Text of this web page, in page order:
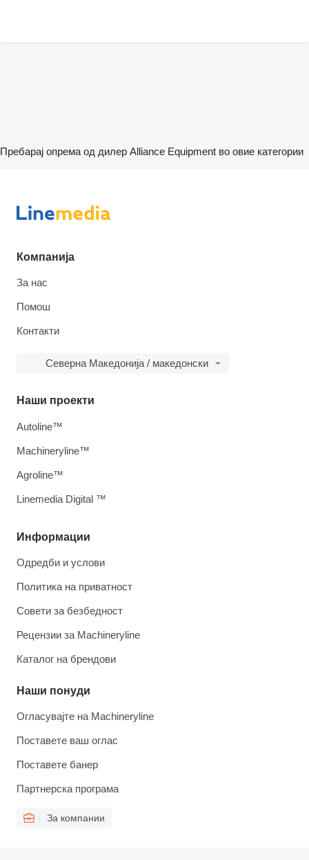
Пребарај опрема од дилер Alliance Equipment во овие категории
disallow-in-dsa
Компанија
За нас
Помош
Контакти
Северна Македонија / македонски
Информации
Одредби и услови
Политика на приватност
Совети за безбедност
Рецензии за Machineryline
Каталог на брендови
Наши понуди
Огласувајте на Machineryline
Поставете ваш оглас
Поставете банер
Партнерска програма
За компании
Наши проекти
Autoline™
Machineryline™
Agroline™
Linemedia Digital ™